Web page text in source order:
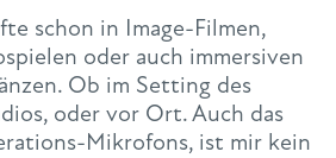
schon in Image-Filmen,
oder auch immersiven
Ob im Setting des
oder vor Ort. Auch das
Mikrofons, ist mir kein